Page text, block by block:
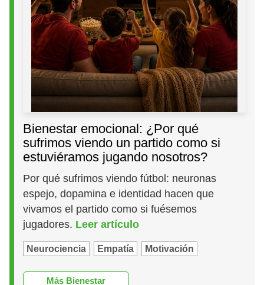
Bienestar emocional: ¿Por qué
sufrimos viendo un partido como si
estuviéramos jugando nosotros?
Por qué sufrimos viendo fútbol: neuronas
espejo, dopamina e identidad hacen que
vivamos el partido como si fuésemos
jugadores. Leer artículo
Neurociencia Empatía Motivación
Más Bienestar